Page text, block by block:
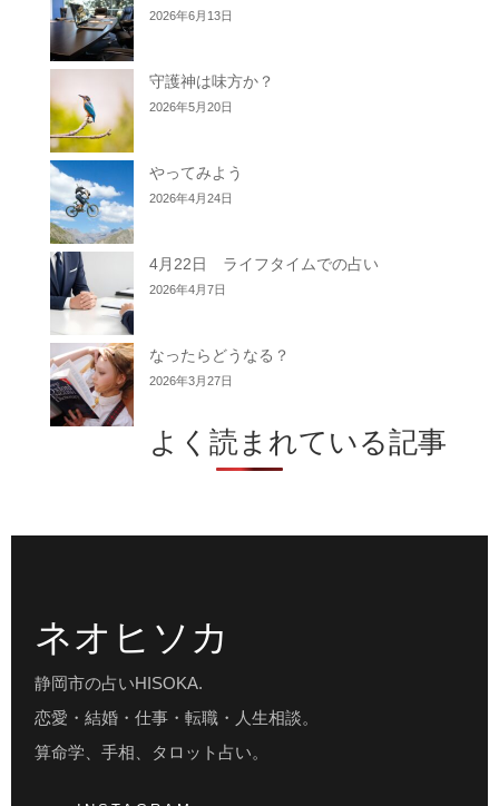
2026年6月13日
守護神は味方か？
2026年5月20日
やってみよう
2026年4月24日
4月22日 ライフタイムでの占い
2026年4月7日
なったらどうなる？
2026年3月27日
よく読まれている記事
ネオヒソカ
静岡市の占いHISOKA.
恋愛・結婚・仕事・転職・人生相談。
算命学、手相、タロット占い。